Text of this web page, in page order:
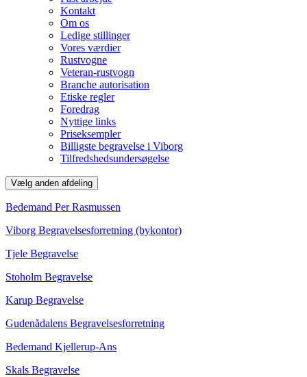
Kontakt
Om os
Ledige stillinger
Vores værdier
Rustvogne
Veteran-rustvogn
Branche autorisation
Etiske regler
Foredrag
Nyttige links
Priseksempler
Billigste begravelse i Viborg
Tilfredshedsundersøgelse
Vælg anden afdeling
Bedemand Per Rasmussen
Viborg Begravelsesforretning (bykontor)
Tjele Begravelse
Stoholm Begravelse
Karup Begravelse
Gudenådalens Begravelsesforretning
Bedemand Kjellerup-Ans
Skals Begravelse